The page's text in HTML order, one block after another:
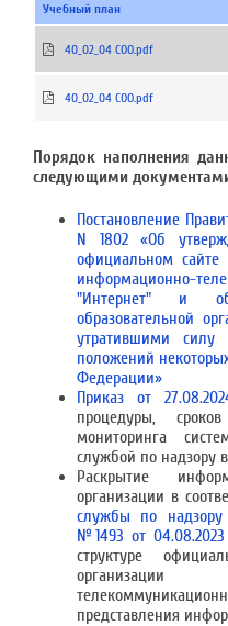
Учебный план
40_02_04 СОО.pdf
40_02_04 СОО.pdf
Порядок наполнения
следующими
Постановление
N 1802 «Об
официальном сайте
информационно-
"Интернет" и
образовательной
утратившими силу
положений
Федерации»
Приказ от
процедуры,
мониторинга
службой по надзору
Раскрытие
организации в
службы по
№1493 от 04.08.2023
структуре
представления